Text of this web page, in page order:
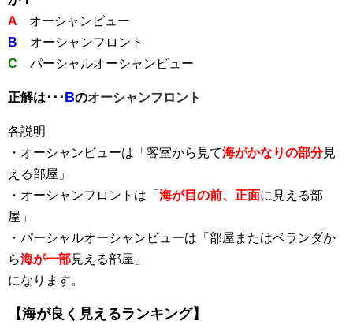
A オーシャンビュー
B オーシャンフロント
C パーシャルオーシャンビュー
正解は･･･Bのオーシャンフロント
各説明
・オーシャンビューは「客室から見て海がかなりの部分見
える部屋」
・オーシャンフロントは「 海が目の前、正面に見える部
屋」
・パーシャルオーシャンビューは「部屋またはベランダか
ら海が一部見える部屋」
になります。
【海が良く見えるランキング】